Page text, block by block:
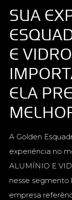
SUA
E
ELA
A Golden
experiência no
ALUMÍNIO E
nesse segmento
empresa